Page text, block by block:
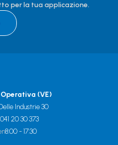
per la tua applicazione.
(VE)
Industrie 30
20 30 373
8:00 - 17:30